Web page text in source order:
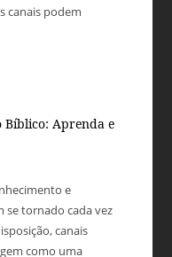
canais podem
Bíblico: Aprenda e
e
se tornado cada vez
canais
como uma